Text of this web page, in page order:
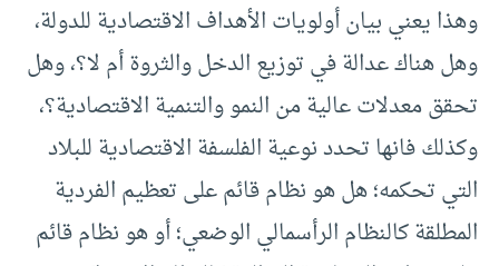
وهذا يعني بيان أولويات الأهداف الاقتصادية للدولة،
وهل هناك عدالة في توزيع الدخل والثروة أم لا؟، وهل
تحقق معدلات عالية من النمو والتنمية الاقتصادية؟،
وكذلك فانها تحدد نوعية الفلسفة الاقتصادية للبلاد
التي تحكمه؛ هل هو نظام قائم على تعظيم الفردية
المطلقة كالنظام الرأسمالي الوضعي؛ أو هو نظام قائم